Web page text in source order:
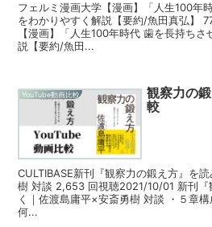
フェルミ漫画大学【漫画】「人生100年
をわかりやすく解説【要約/魚田真弘】
【漫画】「人生100年時代 歯を長持ち
説【要約/魚田...
YouTube動画比較
観察力の
較
CULTIBASE新刊『観察力の鍛え方』を
樹 対談 2,653 回視聴2021/10/01 新刊『
く｜佐渡島庸平×安斎勇樹 対談 ・５
何...